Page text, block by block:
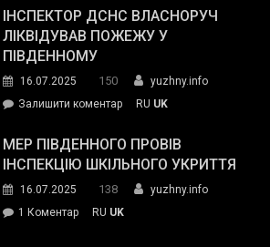
провів
нараду
силових
та
органів:
«Наш
спільний
ІНСПЕКТОР ДСНС ВЛАСНОРУЧ
ЛІКВІДУВАВ ПОЖЕЖУ У
ПІВДЕННОМУ
16.07.2025 150
yuzhny.info
Залишити коментарon
ДСНС
власноруч
пожежу
у
RU UK
МЕР ПІВДЕННОГО ПРОВІВ
ІНСПЕКЦІЮ ШКІЛЬНОГО УКРИТТЯ
16.07.2025 138
yuzhny.info
1 Коментардо
RU UK